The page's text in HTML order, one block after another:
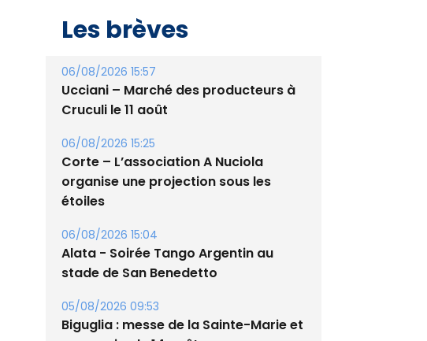
Les brèves
06/08/2026 15:57
Ucciani – Marché des producteurs à
Cruculi le 11 août
06/08/2026 15:25
Corte – L’association A Nuciola
organise une projection sous les
étoiles
06/08/2026 15:04
Alata - Soirée Tango Argentin au
stade de San Benedetto
05/08/2026 09:53
Biguglia : messe de la Sainte-Marie et